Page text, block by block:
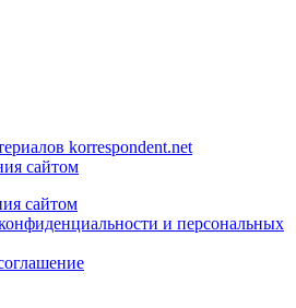
korrespondent.net
сайтом
сайтом
и персональных